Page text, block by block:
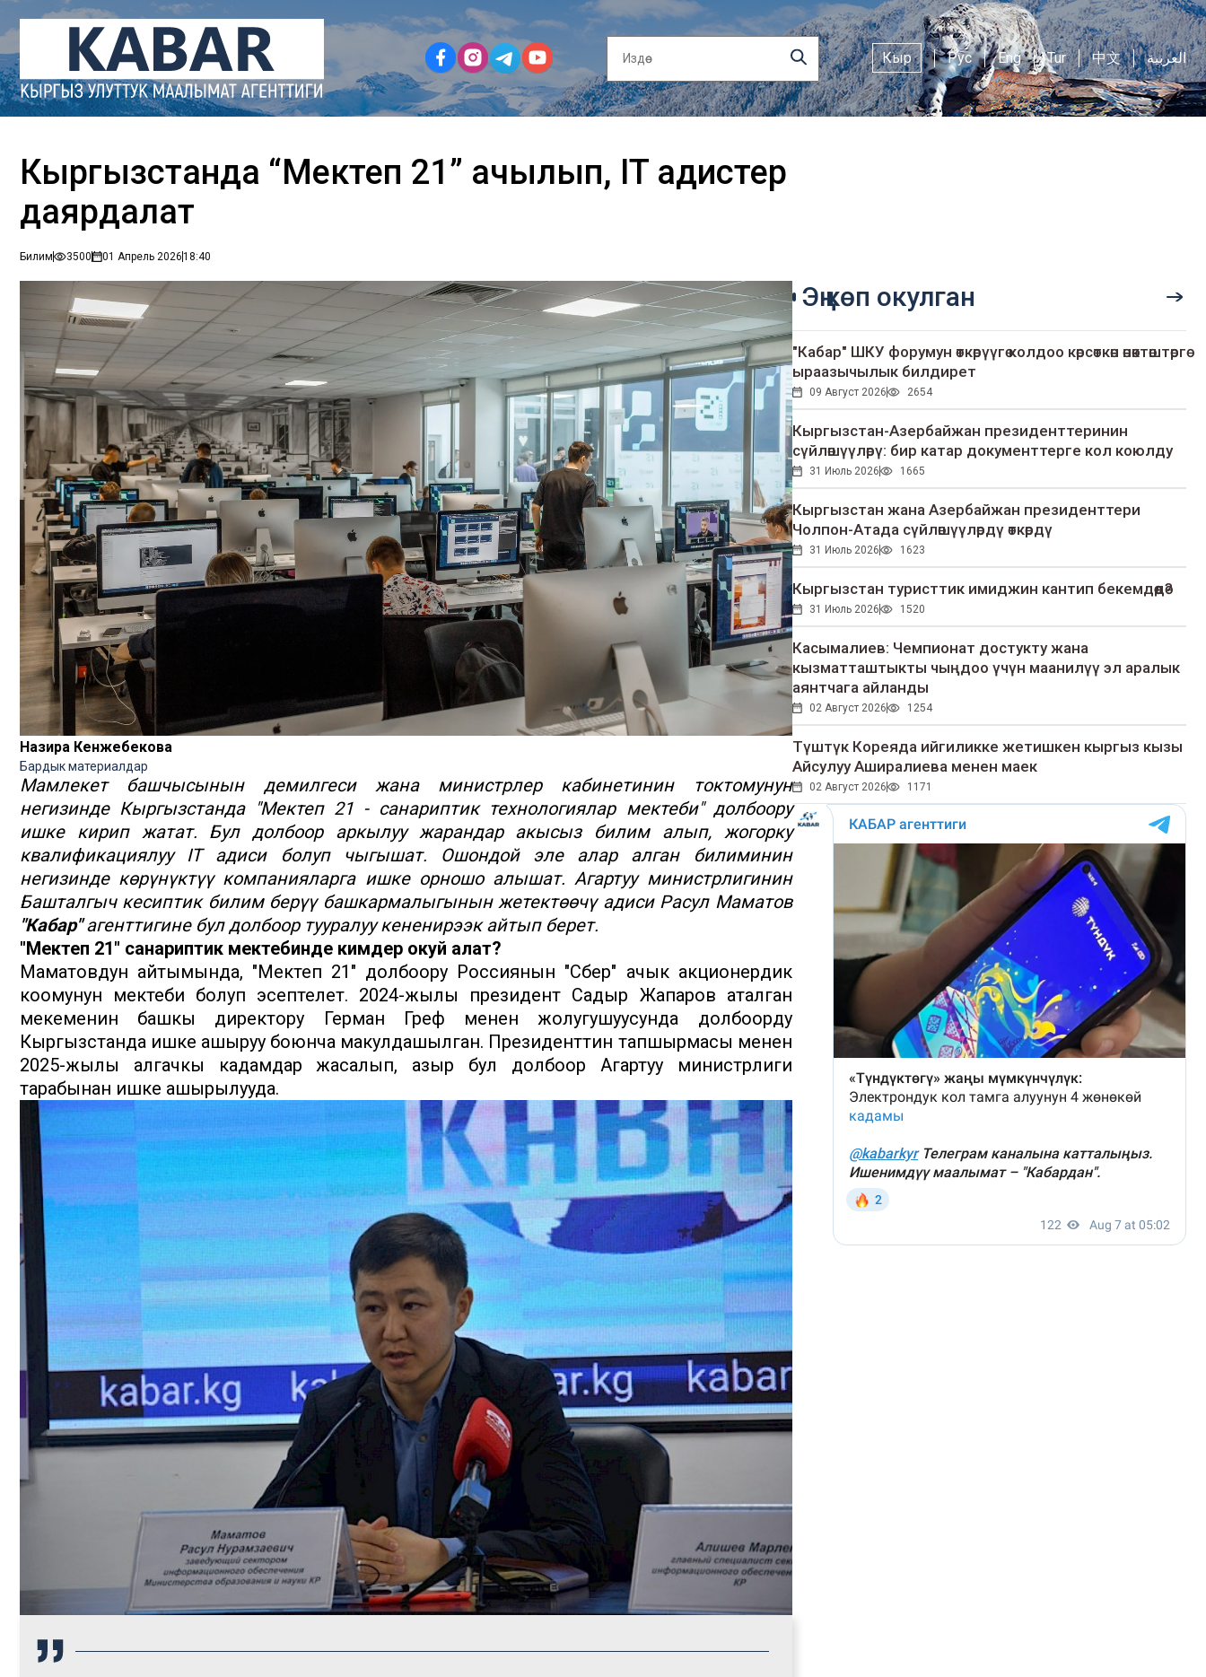
Кыр Рус Eng Tur 中文 العربية
Кыргызстанда “Мектеп 21” ачылып, IT адистер
даярдалат
Билим 3500 01 Апрель 202618:40
Назира Кенжебекова
Бардык материалдар
Мамлекет башчысынын демилгеси жана министрлер кабинетинин токтомунун
негизинде Кыргызстанда "Мектеп 21 - санариптик технологиялар мектеби" долбоору
ишке кирип жатат. Бул долбоор аркылуу жарандар акысыз билим алып, жогорку
квалификациялуу IT адиси болуп чыгышат. Ошондой эле алар алган билиминин
негизинде көрүнүктүү компанияларга ишке орношо алышат. Агартуу министрлигинин
Башталгыч кесиптик билим берүү башкармалыгынын жетектөөчү адиси Расул Маматов
"Кабар"агенттигине бул долбоор тууралуу кененирээк айтып берет.
"Мектеп 21" санариптик мектебинде кимдер окуй алат?
Маматовдун айтымында, "Мектеп 21" долбоору Россиянын "Сбер" ачык акционердик
коомунун мектеби болуп эсептелет. 2024-жылы президент Садыр Жапаров аталган
мекеменин башкы директору Герман Греф менен жолугушуусунда долбоорду
Кыргызстанда ишке ашыруу боюнча макулдашылган. Президенттин тапшырмасы менен
2025-жылы алгачкы кадамдар жасалып, азыр бул долбоор Агартуу министрлиги
тарабынан ишке ашырылууда.
Эң көп окулган
"Кабар" ШКУ форумун өткөрүүгө колдоо көрсөткөн өнөктөштөргө
ыраазычылык билдирет
09 Август 2026 2654
Кыргызстан-Азербайжан президенттеринин
сүйлөшүүлөрү: бир катар документтерге кол коюлду
31 Июль 2026 1665
Кыргызстан жана Азербайжан президенттери
Чолпон-Атада сүйлөшүүлөрдү өткөрдү
31 Июль 2026 1623
Кыргызстан туристтик имиджин кантип бекемдөөдө?
31 Июль 2026 1520
Касымалиев: Чемпионат достукту жана
кызматташтыкты чыңдоо үчүн маанилүү эл аралык
аянтчага айланды
02 Август 2026 1254
Түштүк Кореяда ийгиликке жетишкен кыргыз кызы
Айсулуу Аширалиева менен маек
02 Август 2026 1171